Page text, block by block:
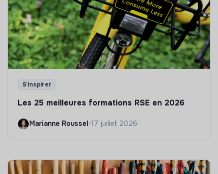
S'inspirer
Les 25 meilleures formations RSE en 2026
Marianne Roussel •17 juillet 2026